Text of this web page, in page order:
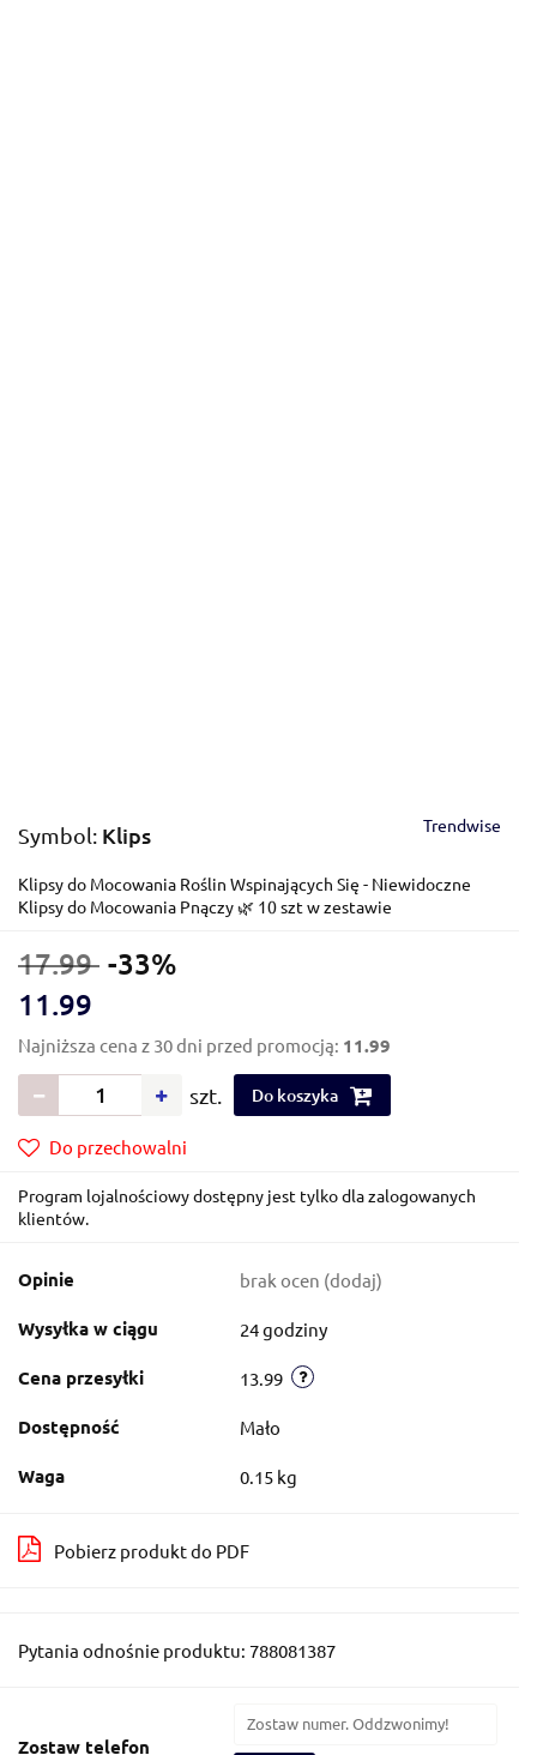
Symbol: Klips Trendwise
Klipsy do Mocowania Roślin Wspinających Się - Niewidoczne
Klipsy do Mocowania Pnączy 🌿 10 szt w zestawie
17.99 -33%
11.99
Najniższa cena z 30 dni przed promocją: 11.99
szt. Do koszyka
Do przechowalni
Program lojalnościowy dostępny jest tylko dla zalogowanych
klientów.
Opinie brak ocen (dodaj)
Wysyłka w ciągu 24 godziny
Cena przesyłki 13.99
Dostępność Mało
Waga 0.15 kg
Pobierz produkt do PDF
Pytania odnośnie produktu: 788081387
Zostaw telefon